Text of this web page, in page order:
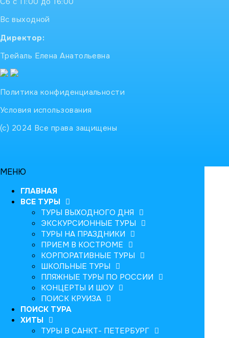
Вс выходной
Директор:
Трейаль Елена Анатольевна
Политика конфиденциальности
Условия использования
(с) 2024 Все права защищены
МЕНЮ
ГЛАВНАЯ
ВСЕ ТУРЫ
ТУРЫ ВЫХОДНОГО ДНЯ
ЭКСКУРСИОННЫЕ ТУРЫ
ТУРЫ НА ПРАЗДНИКИ
ПРИЕМ В КОСТРОМЕ
КОРПОРАТИВНЫЕ ТУРЫ
ШКОЛЬНЫЕ ТУРЫ
ПЛЯЖНЫЕ ТУРЫ ПО РОССИИ
КОНЦЕРТЫ И ШОУ
ПОИСК КРУИЗА
ПОИСК ТУРА
ХИТЫ
ТУРЫ В САНКТ- ПЕТЕРБУРГ